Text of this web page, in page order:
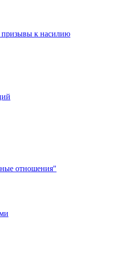
призывы к насилию
отношения"